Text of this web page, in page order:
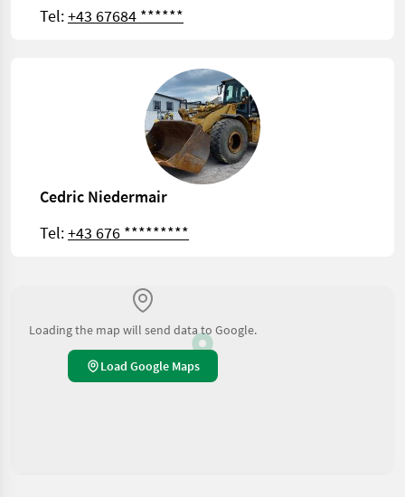
Tel:+43 67684 ******
Cedric Niedermair
Tel:+43 676 *********
Loading the map will send data to Google.
Load Google Maps